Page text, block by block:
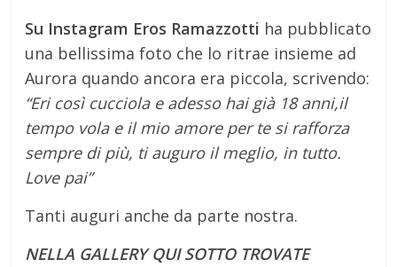
Su Instagram Eros Ramazzotti ha pubblicato
una bellissima foto che lo ritrae insieme ad
Aurora quando ancora era piccola, scrivendo:
“Eri così cucciola e adesso hai già 18 anni,il
tempo vola e il mio amore per te si rafforza
sempre di più, ti auguro il meglio, in tutto.
Love pai”
Tanti auguri anche da parte nostra.
NELLA GALLERY QUI SOTTO TROVATE